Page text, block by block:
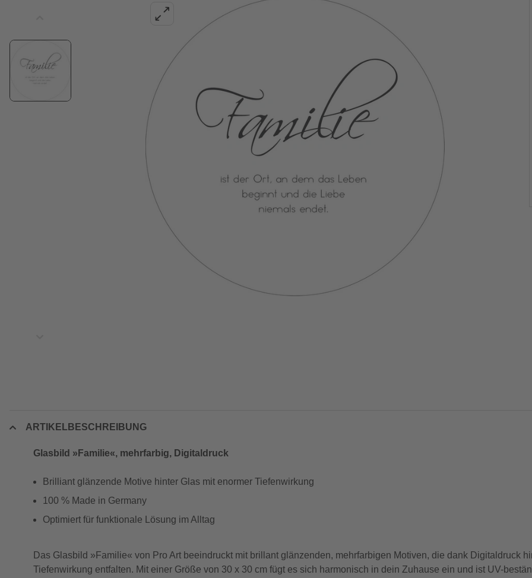
ARTIKELBESCHREIBUNG
Glasbild »Familie«, mehrfarbig, Digitaldruck
Brilliant glänzende Motive hinter Glas mit enormer Tiefenwirkung
100 % Made in Germany
Optimiert für funktionale Lösung im Alltag
Das Glasbild »Familie« von Pro Art beeindruckt mit brillant glänzenden, mehrfarbigen Motiven, die dank Digitaldruck
Tiefenwirkung entfalten. Mit einer Größe von 30 x 30 cm fügt es sich harmonisch in dein Zuhause ein und ist UV-